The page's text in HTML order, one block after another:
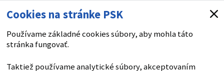
Cookies na stránke PSK
Používame základné cookies súbory, aby mohla táto
stránka fungovať.
Taktiež používame analytické súbory, akceptovaním